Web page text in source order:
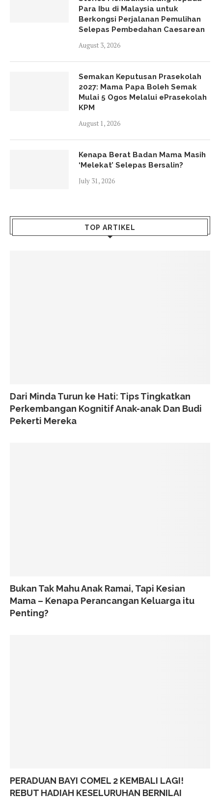
Para Ibu di Malaysia untuk
Berkongsi Perjalanan Pemulihan
Selepas Pembedahan Caesarean
August 3, 2026
Semakan Keputusan Prasekolah
2027: Mama Papa Boleh Semak
Mulai 5 Ogos Melalui ePrasekolah
KPM
August 1, 2026
Kenapa Berat Badan Mama Masih
‘Melekat’ Selepas Bersalin?
July 31, 2026
TOP ARTIKEL
Dari Minda Turun ke Hati: Tips Tingkatkan
Perkembangan Kognitif Anak-anak Dan Budi
Pekerti Mereka
Bukan Tak Mahu Anak Ramai, Tapi Kesian
Mama – Kenapa Perancangan Keluarga itu
Penting?
PERADUAN BAYI COMEL 2 KEMBALI LAGI!
REBUT HADIAH KESELURUHAN BERNILAI